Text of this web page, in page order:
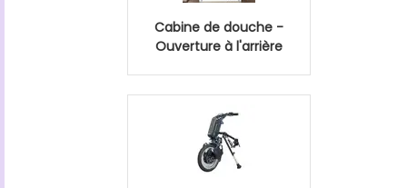
Cabine de douche -
Ouverture à l'arrière